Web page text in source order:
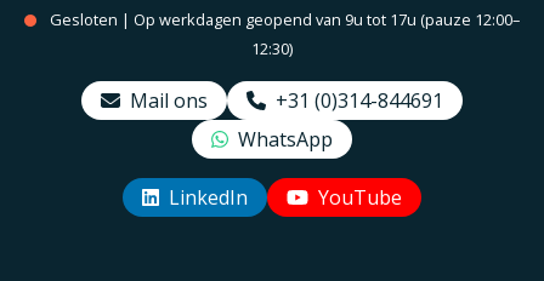
Gesloten | Op werkdagen geopend van 9u tot 17u (pauze 12:00–
12:30)
Mail ons
+31 (0)314-844691
WhatsApp
LinkedIn YouTube